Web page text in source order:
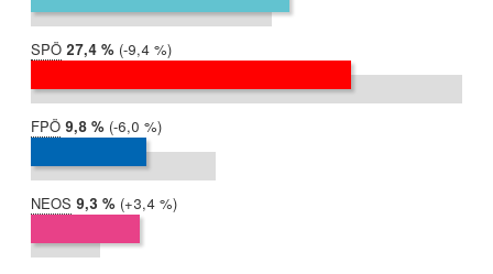
SPÖ 2019:
27,4 %
2017:
36,8 %
Differenz:
-9,4 %
FPÖ 2019:
9,8 %
2017:
15,8 %
Differenz:
-6,0 %
NEOS 2019:
9,3 %
2017:
5,9 %
Differenz:
+3,4 %